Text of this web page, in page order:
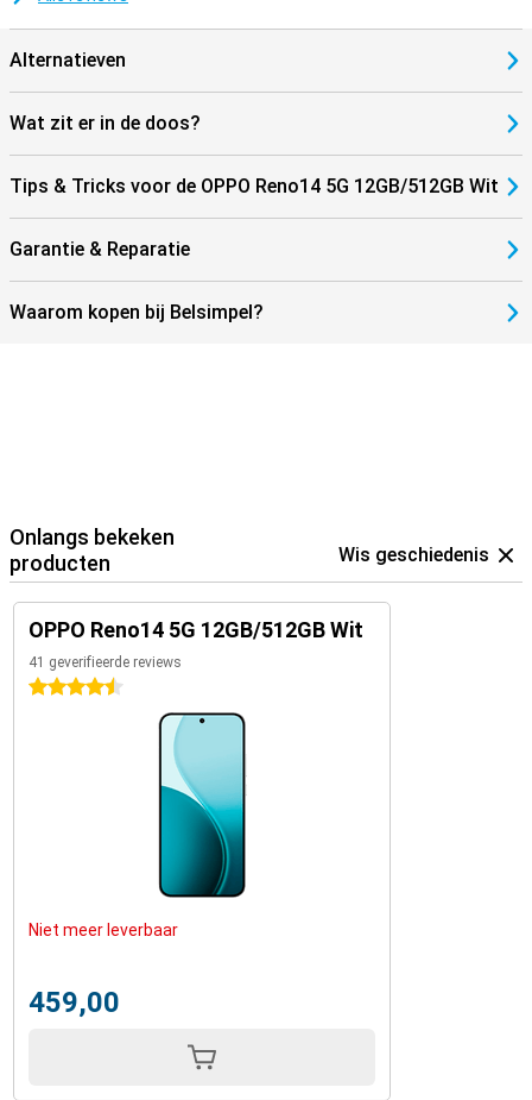
Alternatieven
Wat zit er in de doos?
Tips & Tricks voor de OPPO Reno14 5G 12GB/512GB Wit
Garantie & Reparatie
Waarom kopen bij Belsimpel?
Onlangs bekeken
producten
Wis geschiedenis
OPPO Reno14 5G 12GB/512GB Wit
41 geverifieerde reviews
4.5 sterren
Niet meer leverbaar
459,00